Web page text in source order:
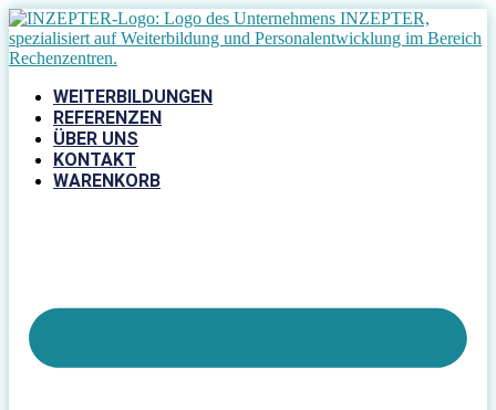
Zum
Inhalt
springen
WEITERBILDUNGEN
REFERENZEN
ÜBER UNS
KONTAKT
WARENKORB